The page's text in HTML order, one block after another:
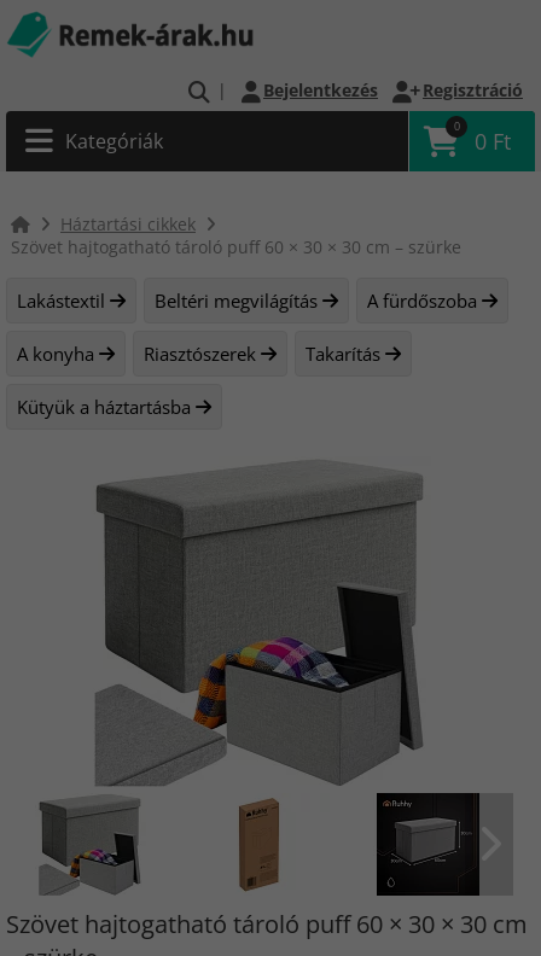
| Bejelentkezés Regisztráció
Kategóriák
0
0 Ft
Háztartási cikkek
Szövet hajtogatható tároló puff 60 × 30 × 30 cm – szürke
Lakástextil Beltéri megvilágítás A fürdőszoba
A konyha Riasztószerek Takarítás
Kütyük a háztartásba
Szövet hajtogatható tároló puff 60 × 30 × 30 cm